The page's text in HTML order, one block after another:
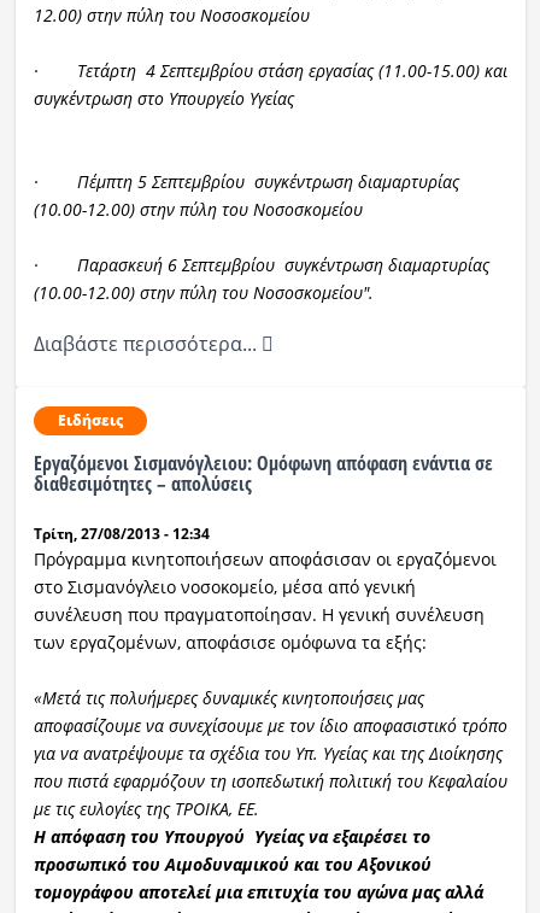
12.00) στην πύλη του Νοσοσκομείου
· Τετάρτη 4 Σεπτεμβρίου στάση εργασίας (11.00-15.00) και
συγκέντρωση στο Υπουργείο Υγείας
· Πέμπτη 5 Σεπτεμβρίου συγκέντρωση διαμαρτυρίας
(10.00-12.00) στην πύλη του Νοσοσκομείου
· Παρασκευή 6 Σεπτεμβρίου συγκέντρωση διαμαρτυρίας
(10.00-12.00) στην πύλη του Νοσοσκομείου".
Διαβάστε περισσότερα...
Ειδήσεις
Eργαζόμενοι Σισμανόγλειου: Ομόφωνη απόφαση ενάντια σε
διαθεσιμότητες – απολύσεις
Τρίτη, 27/08/2013 - 12:34
Πρόγραμμα κινητοποιήσεων αποφάσισαν οι εργαζόμενοι
στο Σισμανόγλειο νοσοκομείο, μέσα από γενική
συνέλευση που πραγματοποίησαν. Η γενική συνέλευση
των εργαζομένων, αποφάσισε ομόφωνα τα εξής:
«Μετά τις πολυήμερες δυναμικές κινητοποιήσεις μας
αποφασίζουμε να συνεχίσουμε με τον ίδιο αποφασιστικό τρόπο
για να ανατρέψουμε τα σχέδια του Υπ. Υγείας και της Διοίκησης
που πιστά εφαρμόζουν τη ισοπεδωτική πολιτική του Κεφαλαίου
με τις ευλογίες της ΤΡΟΙΚΑ, ΕΕ.
Η απόφαση του Υπουργού Υγείας να εξαιρέσει το
προσωπικό του Αιμοδυναμικού και του Αξονικού
τομογράφου αποτελεί μια επιτυχία του αγώνα μας αλλά